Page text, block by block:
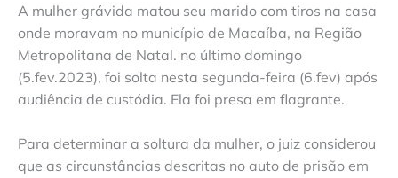
A mulher grávida matou seu marido com tiros na casa
onde moravam no município de Macaíba, na Região
Metropolitana de Natal. no último domingo
(5.fev.2023), foi solta nesta segunda-feira (6.fev) após
audiência de custódia. Ela foi presa em flagrante.
Para determinar a soltura da mulher, o juiz considerou
que as circunstâncias descritas no auto de prisão em